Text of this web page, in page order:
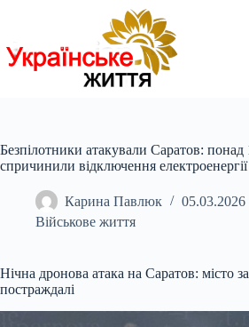
Безпілотники атакували Саратов: понад
спричинили відключення
Карина Павлюк
05.03.2026
Військове життя
Нічна дронова атака на Саратов: місто
постраждалі